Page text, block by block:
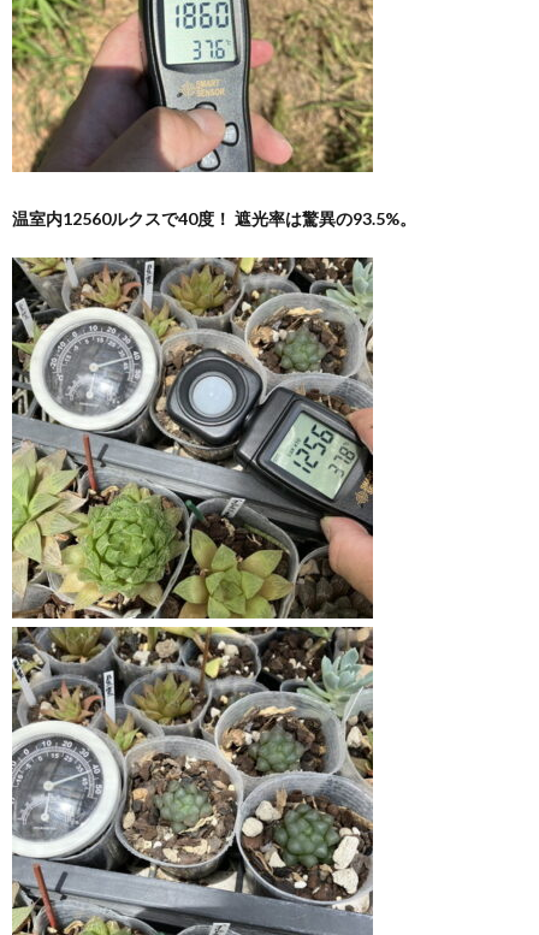
温室内12560ルクスで40度！ 遮光率は驚異の93.5%。